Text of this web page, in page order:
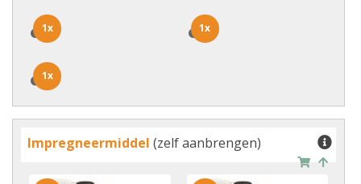
1x
1x 1x
1x
1x
1x
Impregneermiddel (zelf aanbrengen)